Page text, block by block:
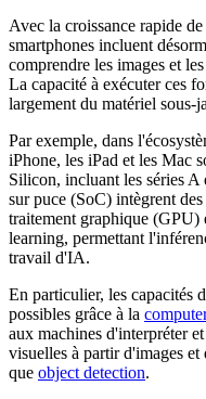
Avec la croissance rapide
smartphones incluent
comprendre les images et
La capacité à exécuter ces
largement du matériel sous-
Par exemple, dans
iPhone, les iPad et les Mac
Silicon, incluant les séries A
sur puce (SoC) intègrent
traitement graphique (GPU)
learning, permettant
travail d'IA.
En particulier, les capacités
possibles grâce à la
aux machines d'interpréter
visuelles à partir d'images et
que object detection.